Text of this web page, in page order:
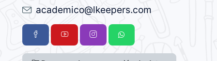
academico@lkeepers.com